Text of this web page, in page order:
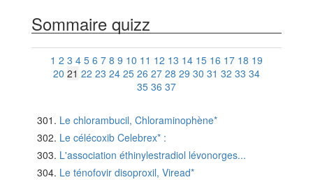
Sommaire quizz
1 2 3 4 5 6 7 8 9 10 11 12 13 14 15 16 17 18 19
20 21 22 23 24 25 26 27 28 29 30 31 32 33 34
35 36 37
Le chlorambucil, Chloraminophène*
Le célécoxib Celebrex* :
L'association éthinylestradiol lévonorges...
Le ténofovir disoproxil, Viread*